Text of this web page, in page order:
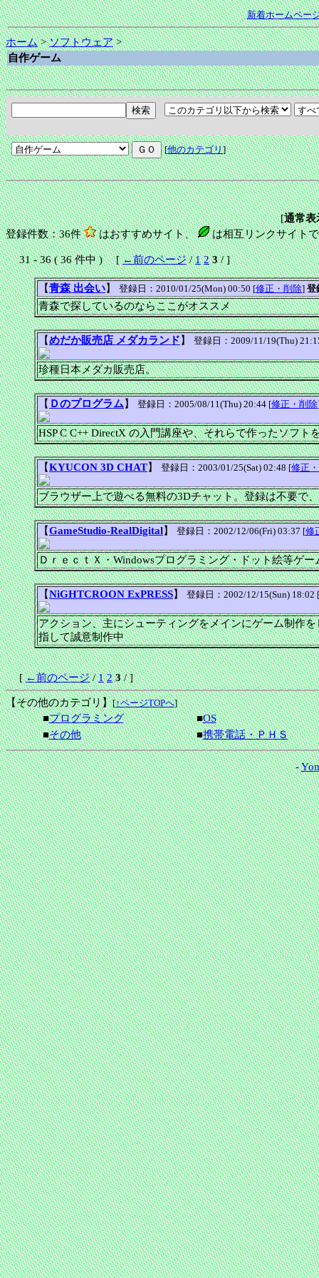
新着ホームペー
ホーム>ソフトウェア>
自作ゲーム
[他のカテゴリ]
[通常表
登録件数：36件
はおすすめサイト、 は相互リンクサイト
31 - 36 ( 36 件中 ) [←前のページ/1 2 3/ ]
【青森 出会い】 登録日：2010/01/25(Mon) 00:50 [修正・削除] 登
青森で探しているのならここがオススメ
【めだか販売店 メダカランド 】 登録日：2009/11/19(Thu)
珍種日本メダカ販売店。
【 Ｄのプログラム 】 登録日：2005/08/11(Thu) 20:44 [修正・削除
HSP C C++ DirectX の入門講座や、それらで作ったソフト
【KYUCON 3D CHAT】 登録日：2003/01/25(Sat) 02:48 [修正
ブラウザー上で遊べる無料の3Dチャット。登録は不要で
【GameStudio-RealDigital】 登録日：2002/12/06(Fri) 03:37 [修
ＤｒｅｃｔＸ・Windowsプログラミング・ドット絵等ゲ
【NiGHTCROON ExPRESS】 登録日：2002/12/15(Sun) 18:02 [
アクション、主にシューティングをメインにゲーム制作
指して誠意制作中
[←前のページ/1 2 3/ ]
【その他のカテゴリ】[↑ページTOPへ]
■プログラミング ■OS
■その他 ■携帯電話・ＰＨＳ
-